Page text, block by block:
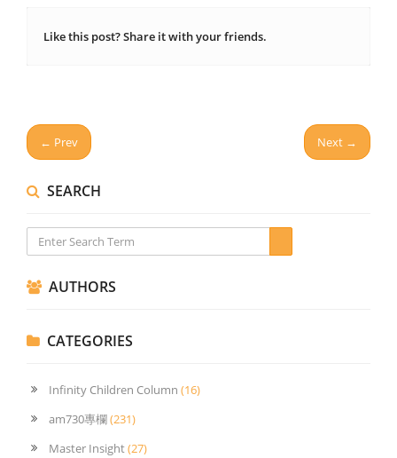
Like this post? Share it with your friends.
← Prev Next →
SEARCH
AUTHORS
CATEGORIES
Infinity Children Column (16)
am730專欄(231)
Master Insight(27)